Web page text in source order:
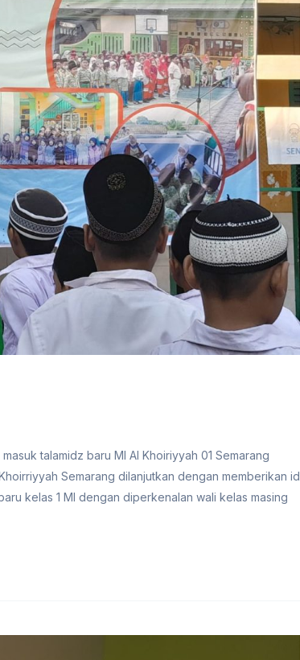
talamidz baru MI Al Khoiriyyah 01 Semarang
Semarang dilanjutkan dengan memberikan id
kelas 1 MI dengan diperkenalan wali kelas masing